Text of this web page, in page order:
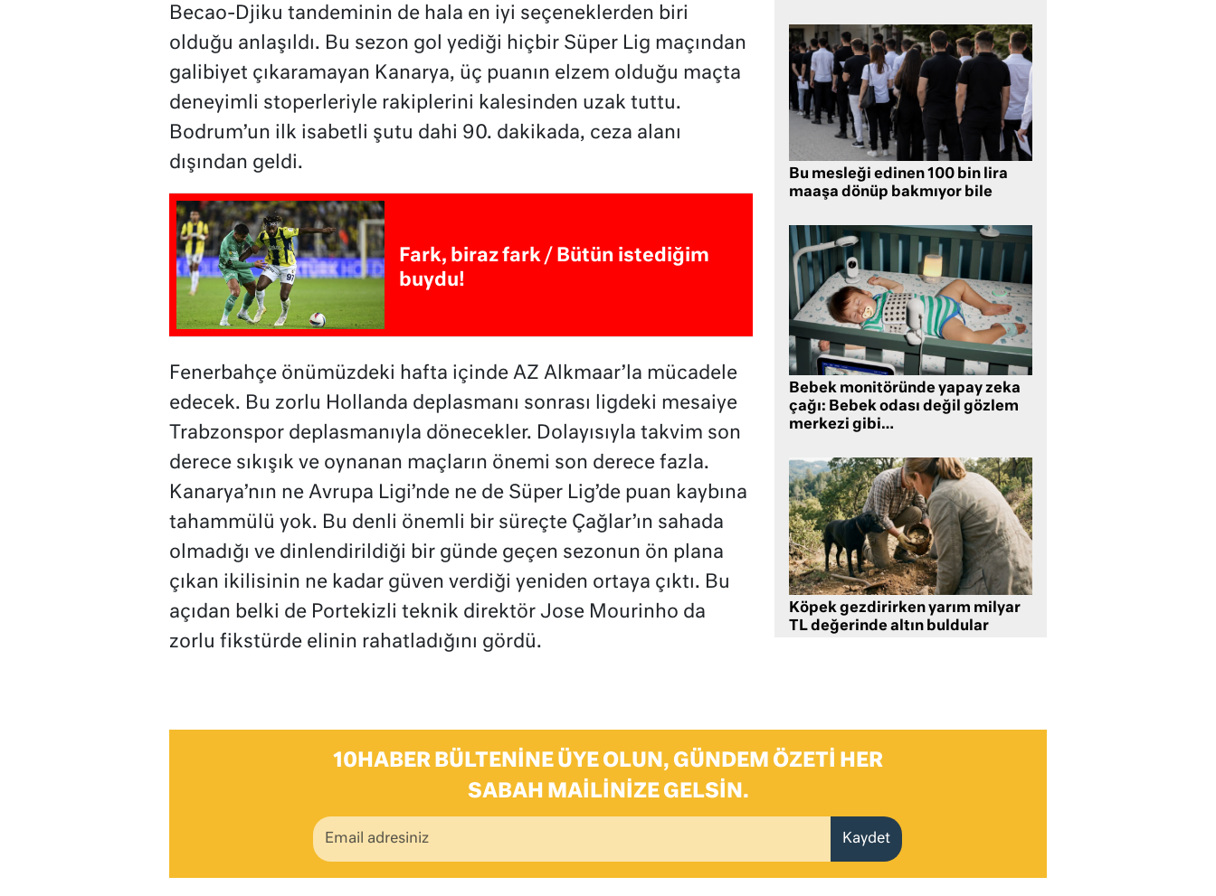
Becao-Djiku tandeminin de hala en iyi seçeneklerden biri
olduğu anlaşıldı. Bu sezon gol yediği hiçbir Süper Lig maçından
galibiyet çıkaramayan Kanarya, üç puanın elzem olduğu maçta
deneyimli stoperleriyle rakiplerini kalesinden uzak tuttu.
Bodrum’un ilk isabetli şutu dahi 90. dakikada, ceza alanı
dışından geldi.
Fark, biraz fark / Bütün istediğim
buydu!
Fenerbahçe önümüzdeki hafta içinde AZ Alkmaar’la mücadele
edecek. Bu zorlu Hollanda deplasmanı sonrası ligdeki mesaiye
Trabzonspor deplasmanıyla dönecekler. Dolayısıyla takvim son
derece sıkışık ve oynanan maçların önemi son derece fazla.
Kanarya’nın ne Avrupa Ligi’nde ne de Süper Lig’de puan kaybına
tahammülü yok. Bu denli önemli bir süreçte Çağlar’ın sahada
olmadığı ve dinlendirildiği bir günde geçen sezonun ön plana
çıkan ikilisinin ne kadar güven verdiği yeniden ortaya çıktı. Bu
açıdan belki de Portekizli teknik direktör Jose Mourinho da
zorlu fikstürde elinin rahatladığını gördü.
Bu mesleği edinen 100 bin lira
maaşa dönüp bakmıyor bile
Bebek monitöründe yapay zeka
çağı: Bebek odası değil gözlem
merkezi gibi…
Köpek gezdirirken yarım milyar
TL değerinde altın buldular
10HABER BÜLTENINE ÜYE OLUN, GÜNDEM ÖZETI HER
SABAH MAILINIZE GELSIN.
Kaydet